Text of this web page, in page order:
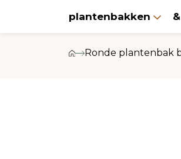
plantenbakken
Ronde plantenbak